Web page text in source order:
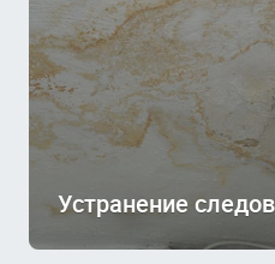
Устранение